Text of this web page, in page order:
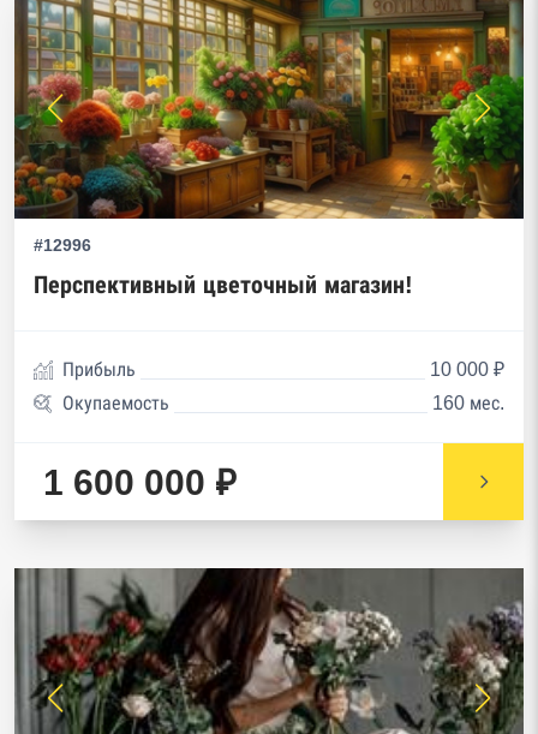
#12996
Перспективный цветочный магазин!
Прибыль
10 000 ₽
Окупаемость
160 мес.
1 600 000 ₽